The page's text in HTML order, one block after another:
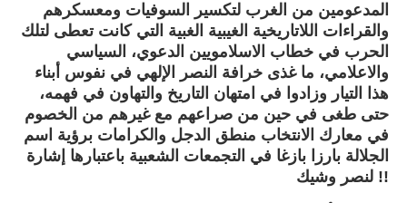
المدعومين من الغرب لتكسير السوفيات ومعسكرهم
والقراءات اللاتاريخية الغيبية الغبية التي كانت تعطى لتلك
الحرب في خطاب الاسلامويين الدعوي، السياسي
والاعلامي، ما غذى خرافة النصر الإلهي في نفوس أبناء
هذا التيار وزادوا في امتهان التاريخ والتهاون في فهمه،
حتى طغى في حين من صراعهم مع غيرهم من الخصوم
في معارك الانتخاب منطق الدجل والكرامات برؤية اسم
الجلالة بارزا بازغا في التجمعات الشعبية باعتبارها إشارة
لنصر وشيك !!